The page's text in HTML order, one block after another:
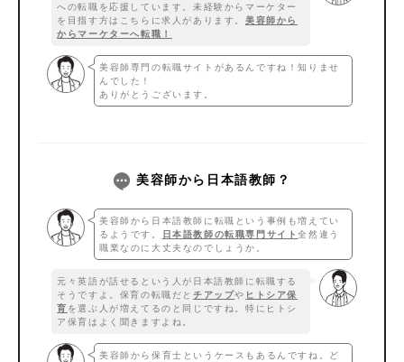
への転職を応援しています。未経験からマーケター
を目指す方はこちらに求人があります。美容師から
からマーケターへ転職！
美容師専門の転職サイトがあるんですね！知りませ
んでした！
ありがとうございます。
美容師から日本語教師？
美容師から日本語教師に転職という事例も増えてい
るようです。
日本語教師の転職専門サイト全然違う
職業なのに大丈夫なのでしょうか。
元々英語が話せるという人が日本語教師に転職する
そうですよ。保育の転職だとチアップや ヒトシア保
育 を選ぶ人が増えてるのと同じですね。特にヒトシ
ア保育はよく聞きますよね。
美容師から保育士というケースもあるんですね。ど